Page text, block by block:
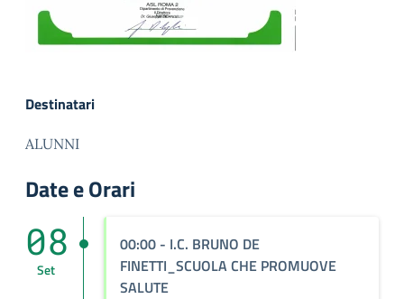
Destinatari
ALUNNI
Date e Orari
08
Set
00:00 - I.C. BRUNO DE
FINETTI_SCUOLA CHE PROMUOVE
SALUTE